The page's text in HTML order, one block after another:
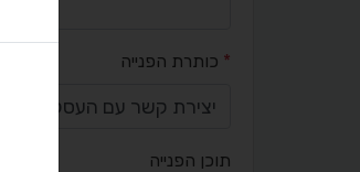
* כותרת הפנייה
תוכן הפנייה